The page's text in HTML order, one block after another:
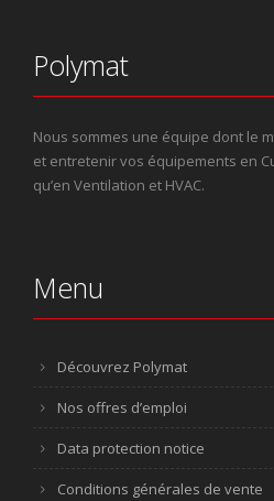
Polymat
Nous sommes une équipe dont le
et entretenir vos équipements en
qu’en Ventilation et HVAC.
Menu
Découvrez Polymat
Nos offres d’emploi
Data protection notice
Conditions générales de vente